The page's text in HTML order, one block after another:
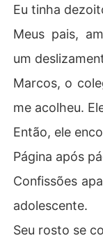
Eu tinha
Meus pais,
um
Marcos, o
me acolheu.
Então, ele
Página após
Confissões
adolescente.
Seu rosto se